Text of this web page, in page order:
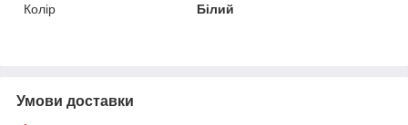
Колір
Білий
Умови доставки